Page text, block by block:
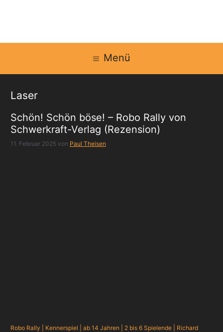
Menü
Laser
Schön! Schön böse! – Robo Rally von
Schwerkraft-Verlag (Rezension)
11. Februar 2025 von Paul Theisen
Robo Rally | Kennerspiel | ab 14 Jahren | 2 bis 6 Spielende | Richard